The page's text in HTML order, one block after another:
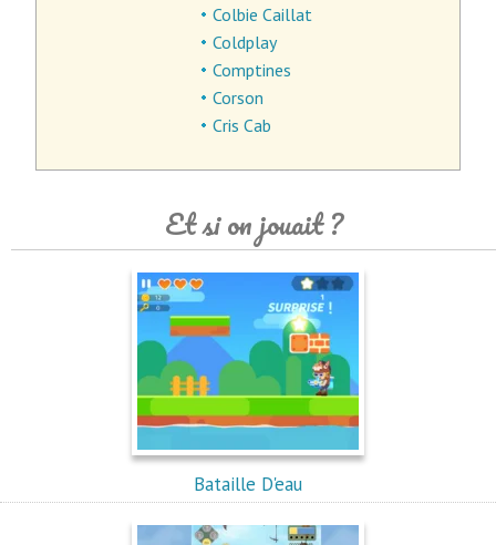
Colbie Caillat
Coldplay
Comptines
Corson
Cris Cab
Et si on jouait ?
Bataille D'eau